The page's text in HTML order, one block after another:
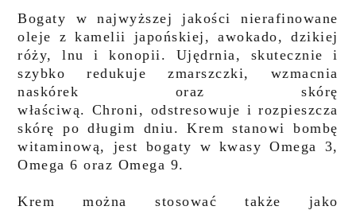
Bogaty w najwyższej jakości nierafinowane
oleje z kamelii japońskiej, awokado, dzikiej
róży, lnu i konopii. Ujędrnia, skutecznie i
szybko redukuje zmarszczki, wzmacnia
naskórek oraz skórę
właściwą. Chroni, odstresowuje i rozpieszcza
skórę po długim dniu. Krem stanowi bombę
witaminową, jest bogaty w kwasy Omega 3,
Omega 6 oraz Omega 9.
Krem można stosować także jako